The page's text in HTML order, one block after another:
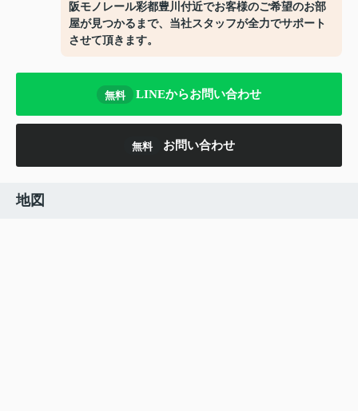
阪モノレール彩都豊川付近でお客様のご希望のお部
屋が見つかるまで、当社スタッフが全力でサポート
させて頂きます。
無料 LINEからお問い合わせ
無料 お問い合わせ
地図